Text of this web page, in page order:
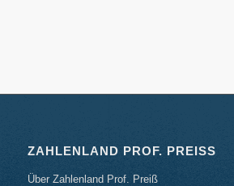
ZAHLENLAND PROF. PREISS
Über Zahlenland Prof. Preiß